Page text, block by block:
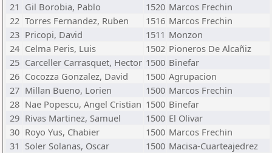
21 Gil Borobia, Pablo 1520 Marcos Frechin
22 Torres Fernandez, Ruben 1516 Marcos Frechin
23 Pricopi, David 1511 Monzon
24 Celma Peris, Luis 1502 Pioneros De Alcañiz
25 Carceller Carrasquet, Hector 1500 Binefar
26 Cocozza Gonzalez, David 1500 Agrupacion
27 Millan Bueno, Lorien 1500 Marcos Frechin
28 Nae Popescu, Angel Cristian 1500 Binefar
29 Rivas Martinez, Samuel 1500 El Olivar
30 Royo Yus, Chabier 1500 Marcos Frechin
31 Soler Solanas, Oscar 1500 Macisa-Cuarteajedrez